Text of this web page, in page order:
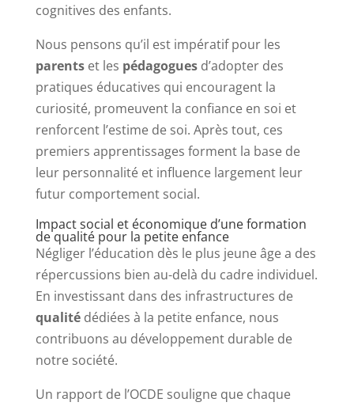
cognitives des enfants.
Nous pensons qu’il est impératif pour les
parentset les pédagoguesd’adopter des
pratiques éducatives qui encouragent la
curiosité, promeuvent la confiance en soi et
renforcent l’estime de soi. Après tout, ces
premiers apprentissages forment la base de
leur personnalité et influence largement leur
futur comportement social.
Impact social et économique d’une formation
de qualité pour la petite enfance
Négliger l’éducation dès le plus jeune âge a des
répercussions bien au-delà du cadre individuel.
En investissant dans des infrastructures de
qualitédédiées à la petite enfance, nous
contribuons au développement durable de
notre société.
Un rapport de l’OCDE souligne que chaque